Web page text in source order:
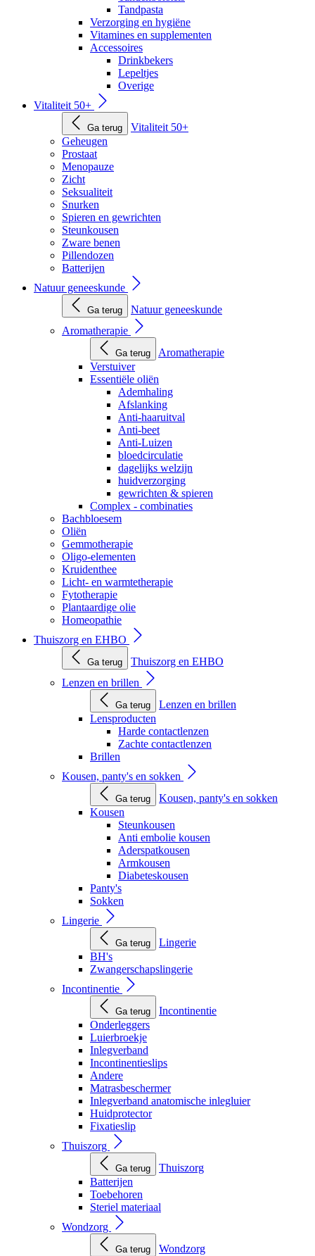
Tandpasta
Verzorging en hygiëne
Vitamines en supplementen
Accessoires
Drinkbekers
Lepeltjes
Overige
Vitaliteit 50+
Ga terug
Vitaliteit 50+
Geheugen
Prostaat
Menopauze
Zicht
Seksualiteit
Snurken
Spieren en gewrichten
Steunkousen
Zware benen
Pillendozen
Batterijen
Natuur geneeskunde
Ga terug
Natuur geneeskunde
Aromatherapie
Ga terug
Aromatherapie
Verstuiver
Essentiële oliën
Ademhaling
Afslanking
Anti-haaruitval
Anti-beet
Anti-Luizen
bloedcirculatie
dagelijks welzijn
huidverzorging
gewrichten & spieren
Complex - combinaties
Bachbloesem
Oliën
Gemmotherapie
Oligo-elementen
Kruidenthee
Licht- en warmtetherapie
Fytotherapie
Plantaardige olie
Homeopathie
Thuiszorg en EHBO
Ga terug
Thuiszorg en EHBO
Lenzen en brillen
Ga terug
Lenzen en brillen
Lensproducten
Harde contactlenzen
Zachte contactlenzen
Brillen
Kousen, panty's en sokken
Ga terug
Kousen, panty's en sokken
Kousen
Steunkousen
Anti embolie kousen
Aderspatkousen
Armkousen
Diabeteskousen
Panty's
Sokken
Lingerie
Ga terug
Lingerie
BH's
Zwangerschapslingerie
Incontinentie
Ga terug
Incontinentie
Onderleggers
Luierbroekje
Inlegverband
Incontinentieslips
Andere
Matrasbeschermer
Inlegverband anatomische inlegluier
Huidprotector
Fixatieslip
Thuiszorg
Ga terug
Thuiszorg
Batterijen
Toebehoren
Steriel materiaal
Wondzorg
Ga terug
Wondzorg